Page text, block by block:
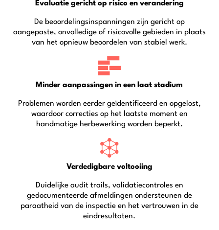
Evaluatie gericht op risico en verandering
De beoordelingsinspanningen zijn gericht op
aangepaste, onvolledige of risicovolle gebieden in plaats
van het opnieuw beoordelen van stabiel werk.
Minder aanpassingen in een laat stadium
Problemen worden eerder geïdentificeerd en opgelost,
waardoor correcties op het laatste moment en
handmatige herbewerking worden beperkt.
Verdedigbare voltooiing
Duidelijke audit trails, validatiecontroles en
gedocumenteerde afmeldingen ondersteunen de
paraatheid van de inspectie en het vertrouwen in de
eindresultaten.